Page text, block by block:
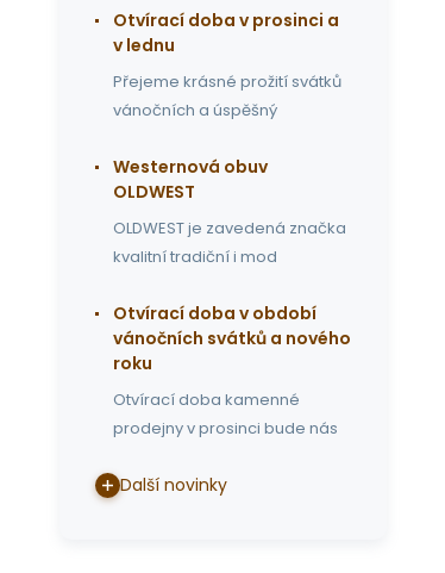
Otvírací doba v prosinci a
v lednu
Přejeme krásné prožití svátků
vánočních a úspěšný
Westernová obuv
OLDWEST
OLDWEST je zavedená značka
kvalitní tradiční i mod
Otvírací doba v období
vánočních svátků a nového
roku
Otvírací doba kamenné
prodejny v prosinci bude nás
Další novinky